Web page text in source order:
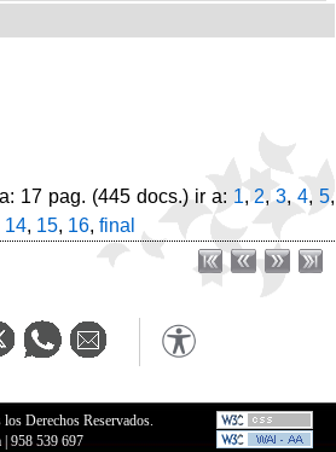
17 pag. (445 docs.) ir a: 1,2,3,4,5,
14, 15, 16, final
Derechos Reservados.
|958 539 697